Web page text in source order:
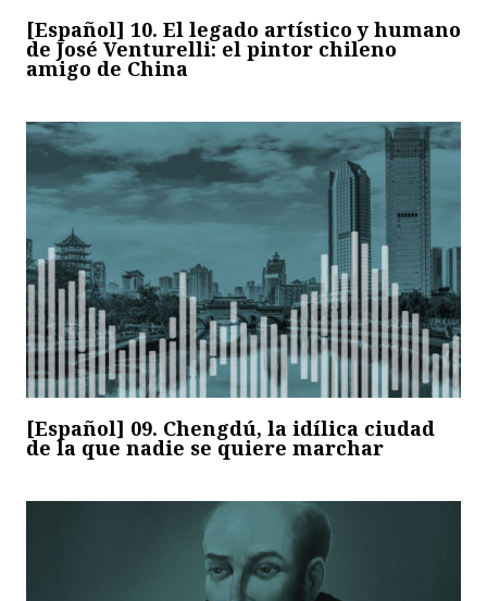
[Español] 10. El legado artístico y humano
de José Venturelli: el pintor chileno
amigo de China
[Español] 09. Chengdú, la idílica ciudad
de la que nadie se quiere marchar